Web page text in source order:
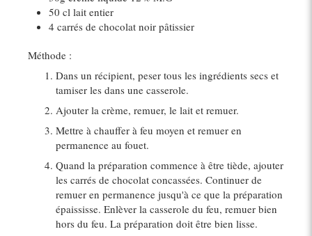
50 cl lait entier
4 carrés de chocolat noir pâtissier
Méthode :
Dans un récipient, peser tous les ingrédients secs et
tamiser les dans une casserole.
Ajouter la crème, remuer, le lait et remuer.
Mettre à chauffer à feu moyen et remuer en
permanence au fouet.
Quand la préparation commence à être tiède, ajouter
les carrés de chocolat concassées. Continuer de
remuer en permanence jusqu'à ce que la préparation
épaississe. Enlèver la casserole du feu, remuer bien
hors du feu. La préparation doit être bien lisse.